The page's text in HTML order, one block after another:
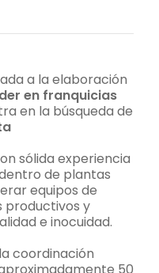
a la elaboración
en franquicias
en la búsqueda de
sólida experiencia
de plantas
equipos de
productivos y
e inocuidad.
coordinación
50